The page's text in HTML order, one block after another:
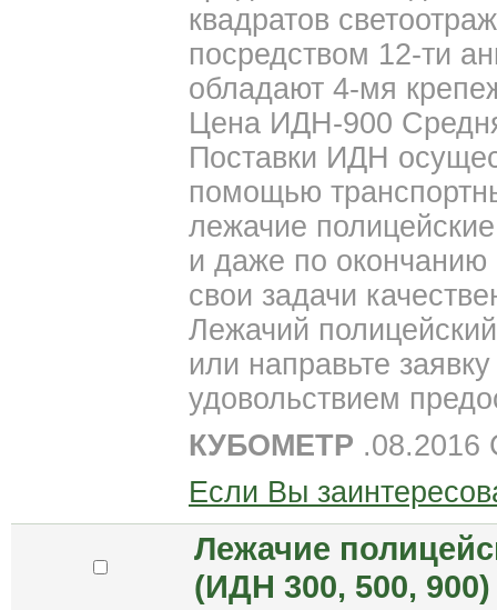
квадратов
посредством 12-ти
обладают 4-мя
Цена ИДН-900
Поставки ИДН
помощью
лежачие
и даже по окончанию
свои задачи
Лежачий
или направьте
удовольствием
КУБОМЕТР .08.2016
Если Вы
Лежачие
(ИДН 300, 500, 900)